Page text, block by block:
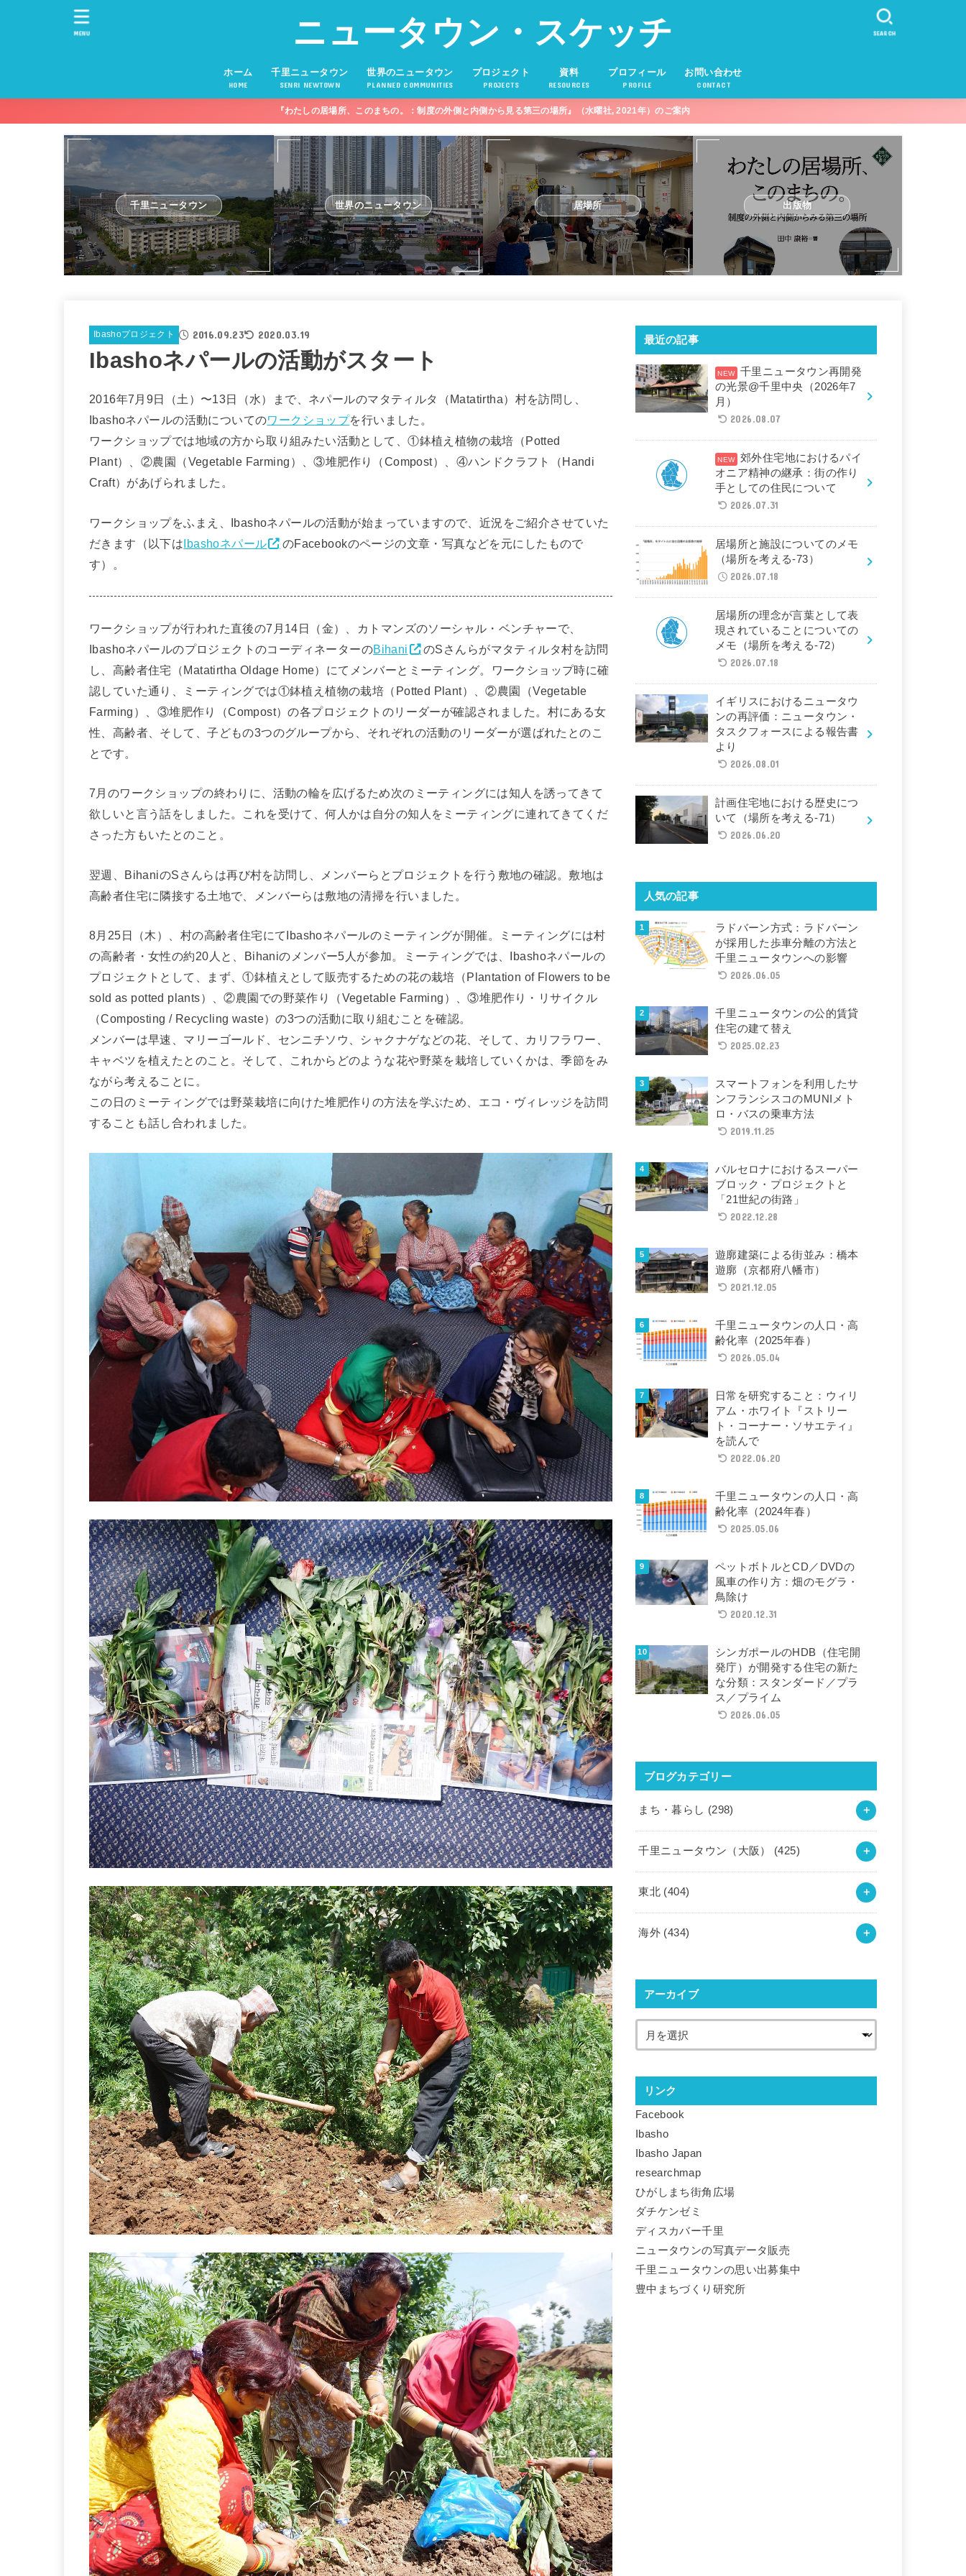
ニュータウン・スケッチ
ホーム
HOME
千里ニュータウン
SENRI NEWTOWN
世界のニュータウン
PLANNED COMMUNITIES
プロジェクト
PROJECTS
資料
RESOURCES
プロフィール
PROFILE
お問い合わせ
CONTACT
SEARCH
MENU
『わたしの居場所、このまちの。：制度の外側と内側から見る第三の場所』（水曜社, 2021年）のご案内
千里ニュータウン 世界のニュータウン 居場所 出版物
Ibashoプロジェクト 2016.09.23 2020.03.19
Ibashoネパールの活動がスタート
2016年7月9日（土）〜13日（水）まで、ネパールのマタティルタ（Matatirtha）村を訪問し、
Ibashoネパールの活動についてのワークショップを行いました。
ワークショップでは地域の方から取り組みたい活動として、①鉢植え植物の栽培（Potted
Plant）、②農園（Vegetable Farming）、③堆肥作り（Compost）、④ハンドクラフト（Handi
Craft）があげられました。
ワークショップをふまえ、Ibashoネパールの活動が始まっていますので、近況をご紹介させていた
だきます（以下はIbashoネパール
のFacebookのページの文章・写真などを元にしたもので
す）。
ワークショップが行われた直後の7月14日（金）、カトマンズのソーシャル・ベンチャーで、
IbashoネパールのプロジェクトのコーディネーターのBihani
のSさんらがマタティルタ村を訪問
し、高齢者住宅（Matatirtha Oldage Home）にてメンバーとミーティング。ワークショップ時に確
認していた通り、ミーティングでは①鉢植え植物の栽培（Potted Plant）、②農園（Vegetable
Farming）、③堆肥作り（Compost）の各プロジェクトのリーダーが確認されました。村にある女
性、高齢者、そして、子どもの3つのグループから、それぞれの活動のリーダーが選ばれたとのこ
とです。
7月のワークショップの終わりに、活動の輪を広げるため次のミーティングには知人を誘ってきて
欲しいと言う話をしました。これを受けて、何人かは自分の知人をミーティングに連れてきてくだ
さった方もいたとのこと。
翌週、BihaniのSさんらは再び村を訪問し、メンバーらとプロジェクトを行う敷地の確認。敷地は
高齢者住宅に隣接する土地で、メンバーらは敷地の清掃を行いました。
8月25日（木）、村の高齢者住宅にてIbashoネパールのミーティングが開催。ミーティングには村
の高齢者・女性の約20人と、Bihaniのメンバー5人が参加。ミーティングでは、Ibashoネパールの
プロジェクトとして、まず、①鉢植えとして販売するための花の栽培（Plantation of Flowers to be
sold as potted plants）、②農園での野菜作り（Vegetable Farming）、③堆肥作り・リサイクル
（Composting / Recycling waste）の3つの活動に取り組むことを確認。
メンバーは早速、マリーゴールド、センニチソウ、シャクナゲなどの花、そして、カリフラワー、
キャベツを植えたとのこと。そして、これからどのような花や野菜を栽培していくかは、季節をみ
ながら考えることに。
この日のミーティングでは野菜栽培に向けた堆肥作りの方法を学ぶため、エコ・ヴィレッジを訪問
することも話し合われました。
最近の記事
千里ニュータウン再開発
の光景@千里中央（2026年7
月）
2026.08.07
郊外住宅地におけるパイ
オニア精神の継承：街の作り
手としての住民について
2026.07.31
居場所と施設についてのメモ
（場所を考える-73）
2026.07.18
居場所の理念が言葉として表
現されていることについての
メモ（場所を考える-72）
2026.07.18
イギリスにおけるニュータウ
ンの再評価：ニュータウン・
タスクフォースによる報告書
より
2026.08.01
計画住宅地における歴史につ
いて（場所を考える-71）
2026.06.20
人気の記事
ラドバーン方式：ラドバーン
が採用した歩車分離の方法と
千里ニュータウンへの影響
2026.06.05
千里ニュータウンの公的賃貸
住宅の建て替え
2025.02.23
スマートフォンを利用したサ
ンフランシスコのMUNIメト
ロ・バスの乗車方法
2019.11.25
バルセロナにおけるスーパー
ブロック・プロジェクトと
「21世紀の街路」
2022.12.28
遊廓建築による街並み：橋本
遊廓（京都府八幡市）
2021.12.05
千里ニュータウンの人口・高
齢化率（2025年春）
2026.05.04
日常を研究すること：ウィリ
アム・ホワイト『ストリー
ト・コーナー・ソサエティ』
を読んで
2022.06.20
千里ニュータウンの人口・高
齢化率（2024年春）
2025.05.06
ペットボトルとCD／DVDの
風車の作り方：畑のモグラ・
鳥除け
2020.12.31
シンガポールのHDB（住宅開
発庁）が開発する住宅の新た
な分類：スタンダード／プラ
ス／プライム
2026.06.05
ブログカテゴリー
まち・暮らし (298)
千里ニュータウン（大阪） (425)
東北 (404)
海外 (434)
アーカイブ
リンク
Facebook
Ibasho
Ibasho Japan
researchmap
ひがしまち街角広場
ダチケンゼミ
ディスカバー千里
ニュータウンの写真データ販売
千里ニュータウンの思い出募集中
豊中まちづくり研究所